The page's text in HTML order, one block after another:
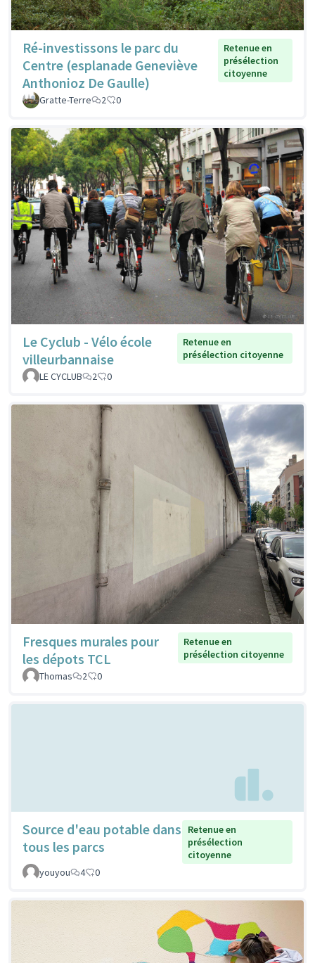
Ré-investissons le parc du
Centre (esplanade Geneviève
Anthonioz De Gaulle)
Retenue en
présélection
citoyenne
Gratte-Terre 2 0
Le Cyclub - Vélo école
villeurbannaise
Retenue en
présélection citoyenne
LE CYCLUB
2 0
Fresques murales pour
les dépots TCL
Retenue en
présélection citoyenne
Thomas
2 0
Source d'eau potable dans
tous les parcs
Retenue en
présélection
citoyenne
youyou
4 0